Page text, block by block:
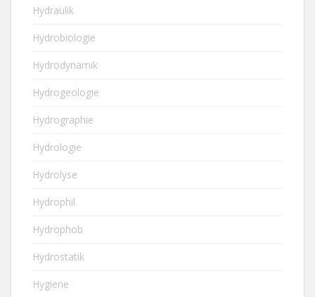
Hydraulik
Hydrobiologie
Hydrodynamik
Hydrogeologie
Hydrographie
Hydrologie
Hydrolyse
Hydrophil
Hydrophob
Hydrostatik
Hygiene